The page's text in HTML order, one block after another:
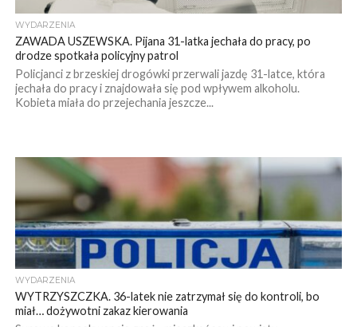
WYDARZENIA
ZAWADA USZEWSKA. Pijana 31-latka jechała do pracy, po
drodze spotkała policyjny patrol
Policjanci z brzeskiej drogówki przerwali jazdę 31-latce, która
jechała do pracy i znajdowała się pod wpływem alkoholu.
Kobieta miała do przejechania jeszcze...
WYDARZENIA
WYTRZYSZCZKA. 36-latek nie zatrzymał się do kontroli, bo
miał… dożywotni zakaz kierowania